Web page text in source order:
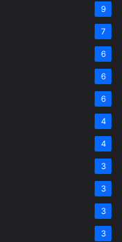
9
7
6
6
6
4
4
3
3
3
3